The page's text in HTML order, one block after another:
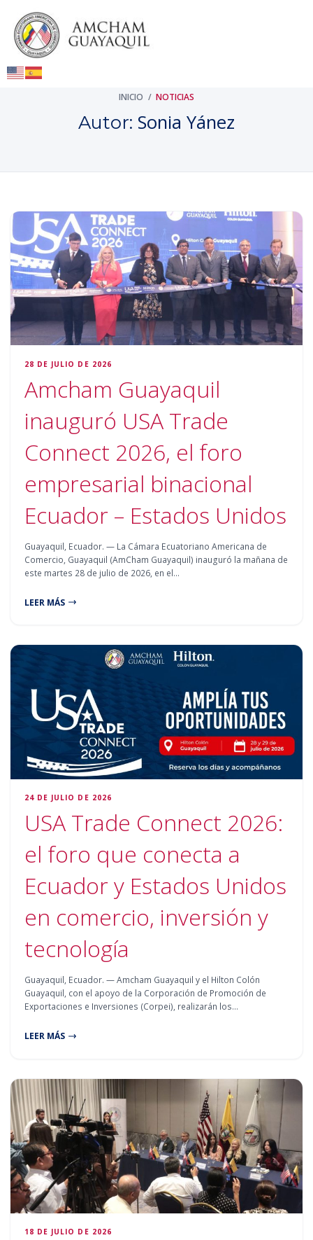
INICIO / NOTICIAS
Autor: Sonia Yánez
28 DE JULIO DE 2026
Amcham Guayaquil
inauguró USA Trade
Connect 2026, el foro
empresarial binacional
Ecuador – Estados Unidos
Guayaquil, Ecuador. — La Cámara Ecuatoriano Americana de
Comercio, Guayaquil (AmCham Guayaquil) inauguró la mañana de
este martes 28 de julio de 2026, en el…
LEER MÁS
24 DE JULIO DE 2026
USA Trade Connect 2026:
el foro que conecta a
Ecuador y Estados Unidos
en comercio, inversión y
tecnología
Guayaquil, Ecuador. — Amcham Guayaquil y el Hilton Colón
Guayaquil, con el apoyo de la Corporación de Promoción de
Exportaciones e Inversiones (Corpei), realizarán los…
LEER MÁS
18 DE JULIO DE 2026